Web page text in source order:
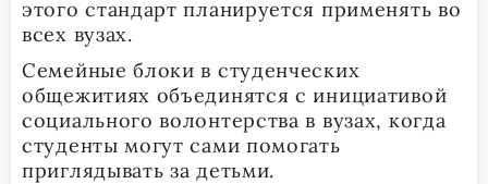
этого стандарт планируется применять во
всех вузах.
Семейные блоки в студенческих
общежитиях объединятся с инициативой
социального волонтерства в вузах, когда
студенты могут сами помогать
приглядывать за детьми.